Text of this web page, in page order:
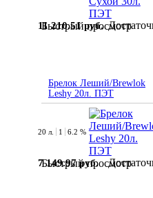
Быстрый просмотр
11 210.51 руб.
Брелок Леший/Brewlok
Leshy 20л. ПЭТ
Быстрый просмотр
20 л. 1 6.2 %
7 149.97 руб.